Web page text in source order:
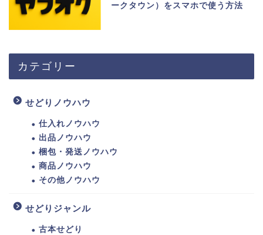
ークタウン）をスマホで使う方法
カテゴリー
せどりノウハウ
仕入れノウハウ
出品ノウハウ
梱包・発送ノウハウ
商品ノウハウ
その他ノウハウ
せどりジャンル
古本せどり